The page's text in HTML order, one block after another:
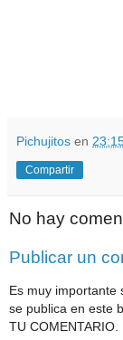
Pichujitos en
Compartir
No hay
Publicar un
Es muy importante
se publica en este
TU COMENTARIO.